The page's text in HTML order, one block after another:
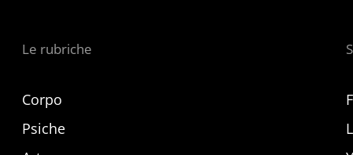
Le rubriche
Corpo
Psiche